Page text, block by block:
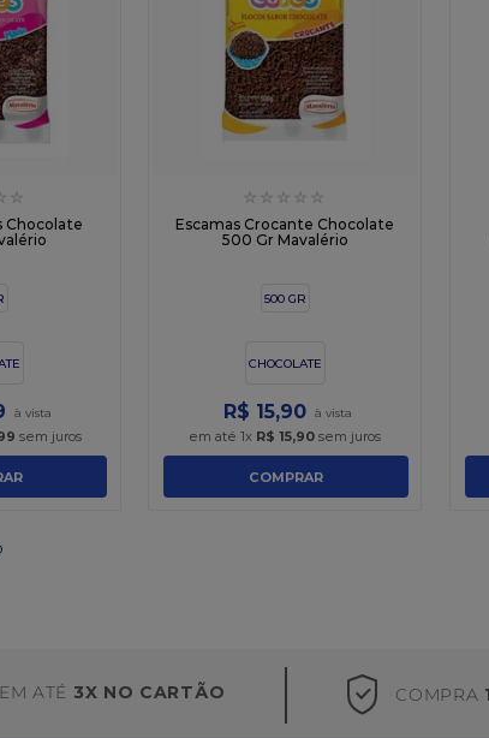
☆
Chocolate
sem juros
☆ ☆ ☆ ☆ ☆
Escamas Crocante Chocolate
500 Gr Mavalério
500 GR
CHOCOLATE
R$ 15,90
em até1x R$ 15,90 sem juros
COMPRAR
ATÉ 3X NO CARTÃO COMPRA